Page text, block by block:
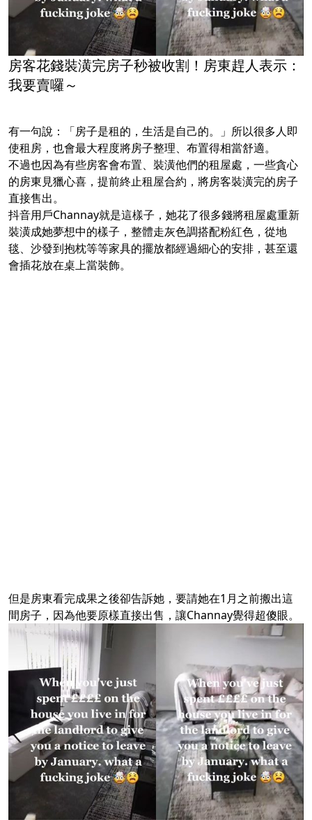
房客花錢裝潢完房子秒被收割！房東趕人表示：
我要賣囉～
有一句說：「房子是租的，生活是自己的。」所以很多人即
使租房，也會最大程度將房子整理、布置得相當舒適。
不過也因為有些房客會布置、裝潢他們的租屋處，一些貪心
的房東見獵心喜，提前終止租屋合約，將房客裝潢完的房子
直接售出。
抖音用戶Channay就是這樣子，她花了很多錢將租屋處重新
裝潢成她夢想中的樣子，整體走灰色調搭配粉紅色，從地
毯、沙發到抱枕等等家具的擺放都經過細心的安排，甚至還
會插花放在桌上當裝飾。
但是房東看完成果之後卻告訴她，要請她在1月之前搬出這
間房子，因為他要原樣直接出售，讓Channay覺得超傻眼。